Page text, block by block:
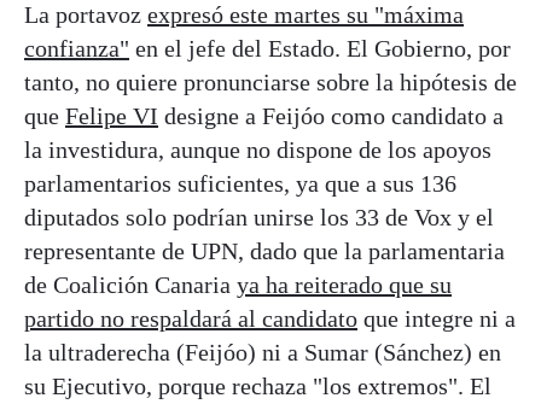
La portavoz expresó este martes su "máxima
confianza" en el jefe del Estado. El Gobierno, por
tanto, no quiere pronunciarse sobre la hipótesis de
que Felipe VI designe a Feijóo como candidato a
la investidura, aunque no dispone de los apoyos
parlamentarios suficientes, ya que a sus 136
diputados solo podrían unirse los 33 de Vox y el
representante de UPN, dado que la parlamentaria
de Coalición Canaria ya ha reiterado que su
partido no respaldará al candidato que integre ni a
la ultraderecha (Feijóo) ni a Sumar (Sánchez) en
su Ejecutivo, porque rechaza "los extremos". El